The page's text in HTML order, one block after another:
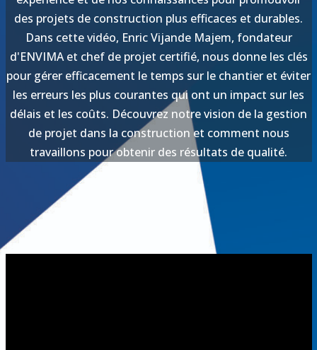
des projets de construction plus efficaces et durables.
Dans cette vidéo, Enric Vijande Majem, fondateur
d'ENVIMA et chef de projet certifié, nous donne les clés
pour gérer efficacement le temps sur le chantier et éviter
les erreurs les plus courantes qui ont un impact sur les
délais et les coûts. Découvrez notre vision de la gestion
de projet dans la construction et comment nous
travaillons pour obtenir des résultats de qualité.